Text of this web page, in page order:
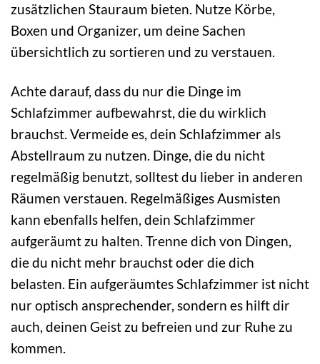
zusätzlichen Stauraum bieten. Nutze Körbe,
Boxen und Organizer, um deine Sachen
übersichtlich zu sortieren und zu verstauen.
Achte darauf, dass du nur die Dinge im
Schlafzimmer aufbewahrst, die du wirklich
brauchst. Vermeide es, dein Schlafzimmer als
Abstellraum zu nutzen. Dinge, die du nicht
regelmäßig benutzt, solltest du lieber in anderen
Räumen verstauen. Regelmäßiges Ausmisten
kann ebenfalls helfen, dein Schlafzimmer
aufgeräumt zu halten. Trenne dich von Dingen,
die du nicht mehr brauchst oder die dich
belasten. Ein aufgeräumtes Schlafzimmer ist nicht
nur optisch ansprechender, sondern es hilft dir
auch, deinen Geist zu befreien und zur Ruhe zu
kommen.